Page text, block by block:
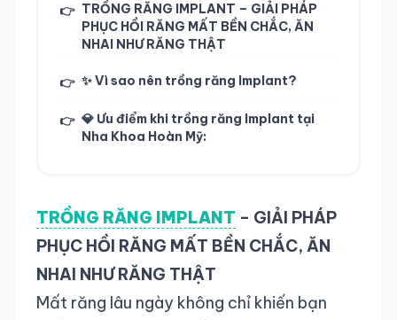
👉 TRỒNG RĂNG IMPLANT – GIẢI PHÁP
PHỤC HỒI RĂNG MẤT BỀN CHẮC, ĂN
NHAI NHƯ RĂNG THẬT
👉 ✨ Vì sao nên trồng răng Implant?
👉 💎 Ưu điểm khi trồng răng Implant tại
Nha Khoa Hoàn Mỹ:
TRỒNG RĂNG IMPLANT – GIẢI PHÁP
PHỤC HỒI RĂNG MẤT BỀN CHẮC, ĂN
NHAI NHƯ RĂNG THẬT
Mất răng lâu ngày không chỉ khiến bạn